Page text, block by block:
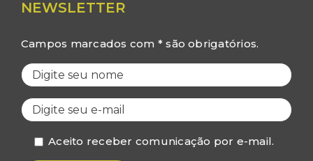
NEWSLETTER
Campos marcados com * são obrigatórios.
Aceito receber comunicação por e-mail.